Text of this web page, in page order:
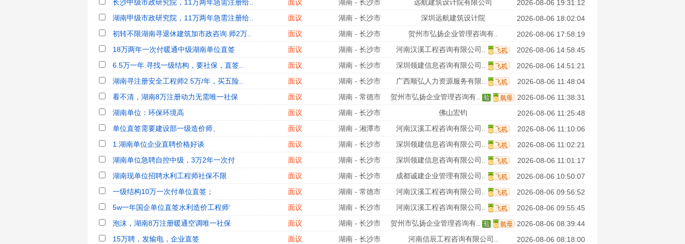
长沙甲级市政研究院，11万两年急需注册给..
面议 湖南 - 长沙市 远航建筑设计院有限公司
2026-08-06 19:31:12
湖南甲级市政研究院，11万两年急需注册给..
面议 湖南 - 长沙市 深圳远航建筑设计院
2026-08-06 18:02:04
初转不限湖南寻退休建筑加市政咨询.师2万..
面议 湖南 - 长沙市 贺州市弘扬企业管理咨询有..
2026-08-06 17:58:19
18万两年一次付暖通中级湖南单位直签
面议 湖南 - 长沙市 河南汉溪工程咨询有限公司..
2026-08-06 14:58:45
6.5万一年.寻找一级结构，要社保，直签..
面议 湖南 - 长沙市 深圳领建信息咨询有限公司..
2026-08-06 14:51:21
湖南寻注册安全工程师2.5万/年，买五险..
面议 湖南 - 长沙市 广西顺弘人力资源服务有限..
2026-08-06 11:48:04
看不清，湖南8万注册动力无需唯一社保
面议 湖南 - 常德市 贺州市弘扬企业管理咨询有..
2026-08-06 11:38:31
湖南单位：环保环境高
面议 湖南 - 长沙市 佛山宏钧
2026-08-06 11:25:48
单位直签需要建设部一级造价师、
面议 湖南 - 湘潭市 河南汉溪工程咨询有限公司..
2026-08-06 11:10:06
1.湖南单位企业直聘价格好谈
面议 湖南 - 长沙市 深圳领建信息咨询有限公司..
2026-08-06 11:02:21
湖南单位急聘自控中级，3万2年一次付
面议 湖南 - 长沙市 深圳领建信息咨询有限公司..
2026-08-06 11:01:17
湖南现单位招聘水利工程师社保不限
面议 湖南 - 长沙市 成都诚建企业管理有限公司..
2026-08-06 10:50:07
一级结构10万一次付单位直签；
面议 湖南 - 常德市 河南汉溪工程咨询有限公司..
2026-08-06 09:56:52
5w一年国企单位直签水利造价工程师‘
面议 湖南 - 长沙市 河南汉溪工程咨询有限公司..
2026-08-06 09:55:45
泡沫，湖南8万注册暖通空调唯一社保
面议 湖南 - 长沙市 贺州市弘扬企业管理咨询有..
2026-08-06 08:39:44
15万聘，发输电，企业直签
面议 湖南 - 长沙市 河南信辰工程咨询有限公司..
2026-08-06 08:18:00